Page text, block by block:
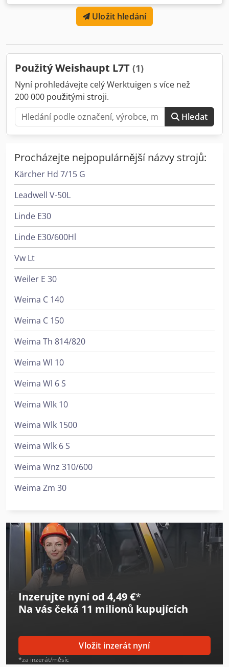
Spotřeba topného oleje: 27–165 kg/h Provedení: D Rok
výroby: 2004 Crjdpfx Ajy Ut Dxeh Sjf
Uložit hledání
Použitý Weishaupt L7T (1)
Nyní prohledávejte celý Werktuigen s více než
200 000 použitými stroji.
Hledat
Procházejte nejpopulárnější názvy strojů:
Kärcher Hd 7/15 G
Leadwell V-50L
Linde E30
Linde E30/600Hl
Vw Lt
Weiler E 30
Weima C 140
Weima C 150
Weima Th 814/820
Weima Wl 10
Weima Wl 6 S
Weima Wlk 10
Weima Wlk 1500
Weima Wlk 6 S
Weima Wnz 310/600
Weima Zm 30
Inzerujte nyní od 4,49 €*
Na vás čeká 11 milionů kupujících
Vložit inzerát nyní
*za inzerát/měsíc